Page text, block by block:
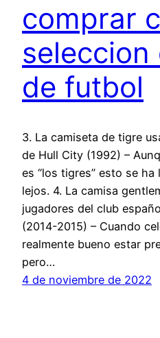
comprar
seleccion
de futbol
3. La camiseta de tigre
de Hull City (1992) –
es “los tigres” esto se ha
lejos. 4. La camisa
jugadores del club
(2014-2015) – Cuando
realmente bueno estar
pero…
4 de noviembre de 2022